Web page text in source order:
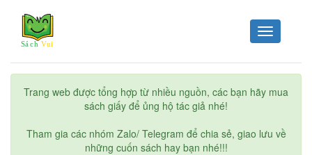
Toggle
navigation
Trang web được tổng hợp từ nhiều nguồn, các bạn hãy mua
sách giấy để ủng hộ tác giả nhé!
Tham gia các nhóm Zalo/ Telegram để chia sẻ, giao lưu về
những cuốn sách hay bạn nhé!!!